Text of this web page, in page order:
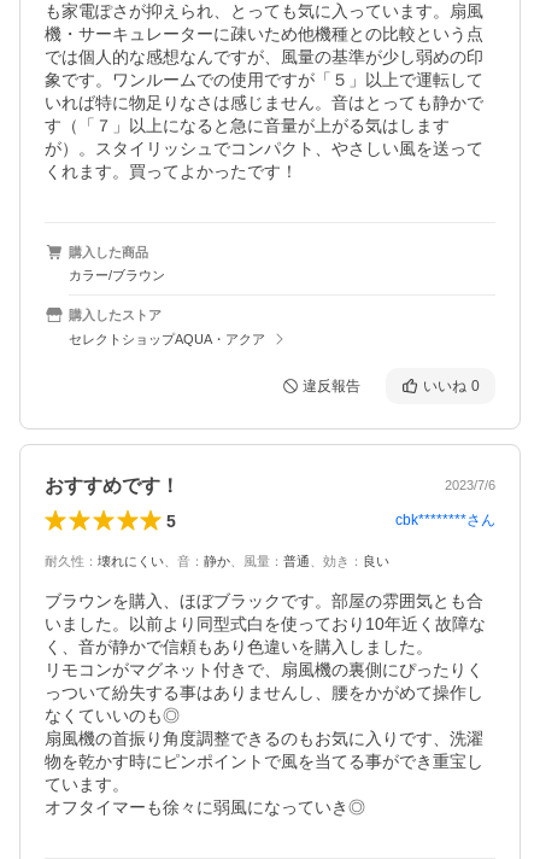
も家電ぽさが抑えられ、とっても気に入っています。扇風
機・サーキュレーターに疎いため他機種との比較という点
では個人的な感想なんですが、風量の基準が少し弱めの印
象です。ワンルームでの使用ですが「５」以上で運転して
いれば特に物足りなさは感じません。音はとっても静かで
す（「７」以上になると急に音量が上がる気はします
が）。スタイリッシュでコンパクト、やさしい風を送って
くれます。買ってよかったです！
購入した商品
カラー/ブラウン
購入したストア
セレクトショップAQUA・アクア
違反報告 いいね 0
おすすめです！ 2023/7/6
5 cbk********さん
耐久性 ： 壊れにくい 音 ： 静か 風量 ： 普通 効き ： 良い
ブラウンを購入、ほぼブラックです。部屋の雰囲気とも合
いました。以前より同型式白を使っており10年近く故障な
く、音が静かで信頼もあり色違いを購入しました。
リモコンがマグネット付きで、扇風機の裏側にぴったりく
っついて紛失する事はありませんし、腰をかがめて操作し
なくていいのも◎
扇風機の首振り角度調整できるのもお気に入りです、洗濯
物を乾かす時にピンポイントで風を当てる事ができ重宝し
ています。
オフタイマーも徐々に弱風になっていき◎